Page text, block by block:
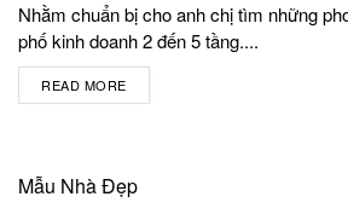
Nhằm chuẩn bị cho anh chị tìm những
phố kinh doanh 2 đến 5 tầng....
READ MORE
Mẫu Nhà Đẹp